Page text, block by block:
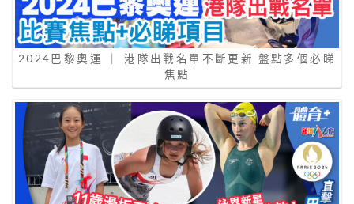
2024巴黎奧運 ｜ 港隊出戰名單不斷更新 盤點多個必睇
焦點